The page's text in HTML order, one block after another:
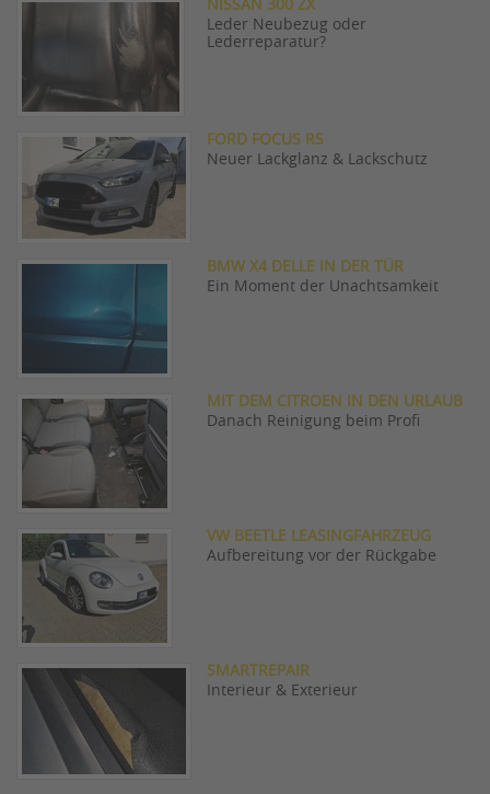
NISSAN 300 ZX
Leder Neubezug oder
Lederreparatur?
FORD FOCUS RS
Neuer Lackglanz & Lackschutz
BMW X4 DELLE IN DER TÜR
Ein Moment der Unachtsamkeit
MIT DEM CITROEN IN DEN URLAUB
Danach Reinigung beim Profi
VW BEETLE LEASINGFAHRZEUG
Aufbereitung vor der Rückgabe
SMARTREPAIR
Interieur & Exterieur